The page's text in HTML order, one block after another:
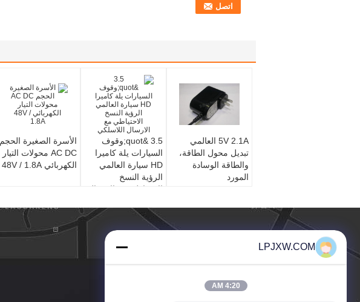
الأسرة الصغيرة الحجم
AC DC محولات التيار
الكهربائي 48V / 1.8A
3.5 &quot;وقوف
السيارات يلة كاميرا
HD سيارة العالمي
الرؤية النسخ
الاحتياطي مع الارسال
5V 2.1A العالمي
تبديل محول الطاقة،
والطاقة الوسادة
المورد
LPJXW.COM
4:20 AM